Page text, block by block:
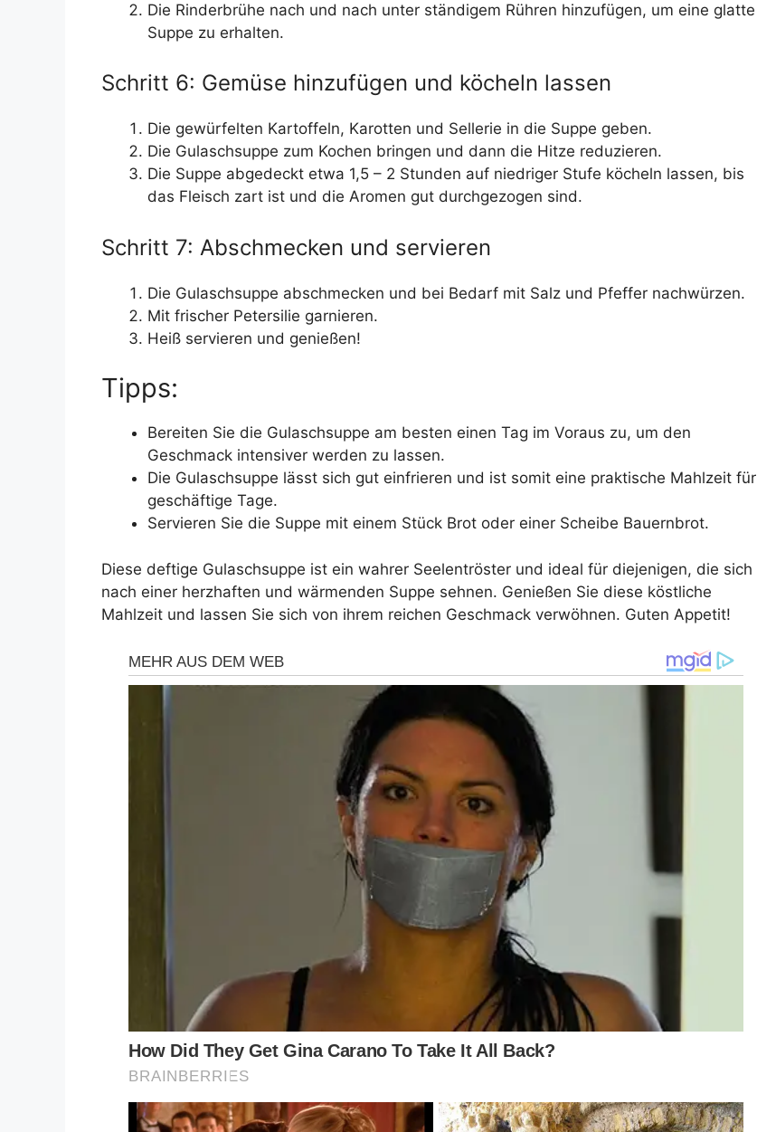
Die Rinderbrühe nach und nach unter ständigem Rühren hinzufügen, um eine glatte
Suppe zu erhalten.
Schritt 6: Gemüse hinzufügen und köcheln lassen
Die gewürfelten Kartoffeln, Karotten und Sellerie in die Suppe geben.
Die Gulaschsuppe zum Kochen bringen und dann die Hitze reduzieren.
Die Suppe abgedeckt etwa 1,5 – 2 Stunden auf niedriger Stufe köcheln lassen, bis
das Fleisch zart ist und die Aromen gut durchgezogen sind.
Schritt 7: Abschmecken und servieren
Die Gulaschsuppe abschmecken und bei Bedarf mit Salz und Pfeffer nachwürzen.
Mit frischer Petersilie garnieren.
Heiß servieren und genießen!
Tipps:
Bereiten Sie die Gulaschsuppe am besten einen Tag im Voraus zu, um den
Geschmack intensiver werden zu lassen.
Die Gulaschsuppe lässt sich gut einfrieren und ist somit eine praktische Mahlzeit für
geschäftige Tage.
Servieren Sie die Suppe mit einem Stück Brot oder einer Scheibe Bauernbrot.
Diese deftige Gulaschsuppe ist ein wahrer Seelentröster und ideal für diejenigen, die sich
nach einer herzhaften und wärmenden Suppe sehnen. Genießen Sie diese köstliche
Mahlzeit und lassen Sie sich von ihrem reichen Geschmack verwöhnen. Guten Appetit!